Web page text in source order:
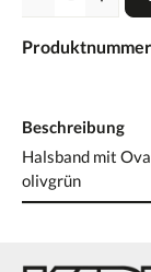
Beschreibung
Halsband mit
olivgrün